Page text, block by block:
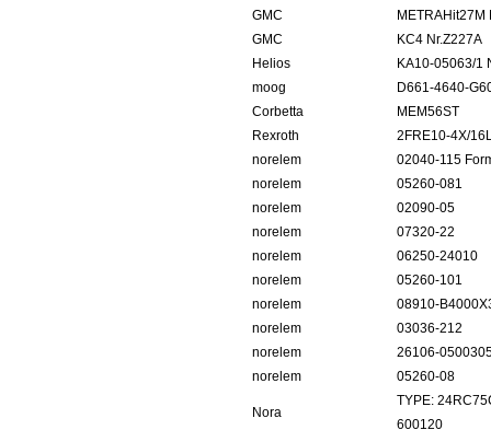
GMC
METRAHit27M
GMC
KC4 Nr.Z227A
Helios
KA10-05063/1
moog
D661-4640-
Corbetta
MEM56ST
Rexroth
2FRE10-4X/
norelem
02040-115
norelem
05260-081
norelem
02090-05
norelem
07320-22
norelem
06250-24010
norelem
05260-101
norelem
08910-
norelem
03036-212
norelem
26106-
norelem
05260-08
Nora
TYPE:
600120